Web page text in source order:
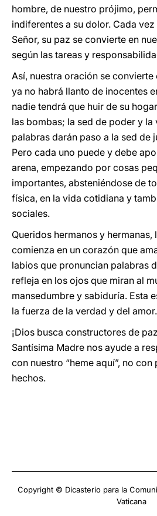
hombre, de nuestro prójimo,
indiferentes a su dolor. Cada
Señor, su paz se convierte en
según las tareas y
Así, nuestra oración se
ya no habrá llanto de inocentes
nadie tendrá que huir de su
las bombas; la sed de poder y la
palabras darán paso a la sed de
Pero cada uno puede y debe
arena, empezando por cosas
importantes, absteniéndose de
física, en la vida cotidiana y
sociales.
Queridos hermanos y hermanas,
comienza en un corazón que
labios que pronuncian palabras
refleja en los ojos que miran al
mansedumbre y sabiduría. Esta
la fuerza de la verdad y del amor.
¡Dios busca constructores de
Santísima Madre nos ayude a
con nuestro “heme aquí”, no
hechos.
Copyright © Dicasterio para la
Vaticana